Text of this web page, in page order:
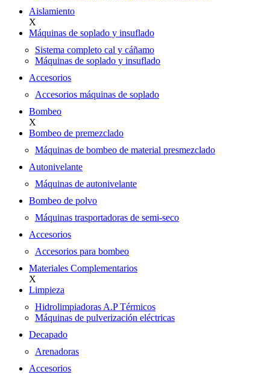
Aislamiento
X
Máquinas de soplado y insuflado
Sistema completo cal y cáñamo
Máquinas de soplado y insuflado
Accesorios
Accesorios máquinas de soplado
Bombeo
X
Bombeo de premezclado
Máquinas de bombeo de material presmezclado
Autonivelante
Máquinas de autonivelante
Bombeo de polvo
Máquinas trasportadoras de semi-seco
Accesorios
Accesorios para bombeo
Materiales Complementarios
X
Limpieza
Hidrolimpiadoras A.P Térmicos
Máquinas de pulverización eléctricas
Decapado
Arenadoras
Accesorios